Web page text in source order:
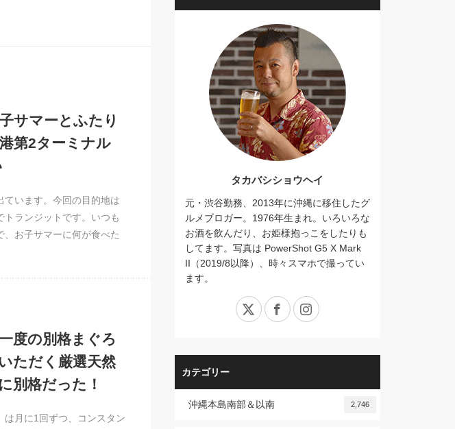
サマーとふたり
第2ターミナル
ています。今回の目的地は
ランジットです。いつも
お子サマーに何が食べた
度の別格まぐろ
ただく厳選天然
別格だった！
は月に1回ずつ、コンスタン
タカバシショウヘイ
元・渋谷勤務、2013年に沖縄に移住したグ
ルメブロガー。1976年生まれ。いろいろな
お酒を飲んだり、お姫様抱っこをしたりも
してます。写真は PowerShot G5 X Mark
II（2019/8以降）、時々スマホで撮ってい
ます。
X FacebookInstagram
カテゴリー
沖縄本島南部＆以南 2,746